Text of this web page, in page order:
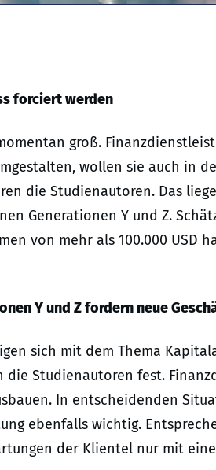
forciert werden
groß.
wollen sie auch in
die Studienautoren. Das
Generationen Y und Z.
von mehr als 100.000 USD
Y und Z fordern neue
sich mit dem Thema
die Studienautoren fest.
In entscheidenden
ebenfalls wichtig.
der Klientel nur mit